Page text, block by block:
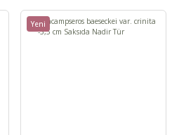
Yeni